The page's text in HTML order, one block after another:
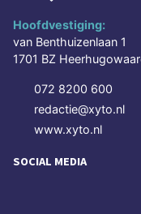
Hoofdvestiging:
van Benthuizenlaan 1
1701 BZ
072 8200 600
redactie@xyto.nl
www.xyto.nl
SOCIAL MEDIA